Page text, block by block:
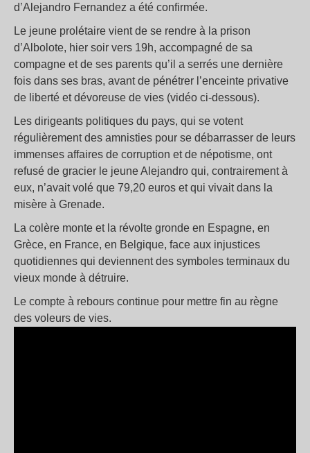
d’Alejandro Fernandez a été confirmée.
Le jeune prolétaire vient de se rendre à la prison
d’Albolote, hier soir vers 19h, accompagné de sa
compagne et de ses parents qu’il a serrés une dernière
fois dans ses bras, avant de pénétrer l’enceinte privative
de liberté et dévoreuse de vies (vidéo ci-dessous).
Les dirigeants politiques du pays, qui se votent
régulièrement des amnisties pour se débarrasser de leurs
immenses affaires de corruption et de népotisme, ont
refusé de gracier le jeune Alejandro qui, contrairement à
eux, n’avait volé que 79,20 euros et qui vivait dans la
misère à Grenade.
La colère monte et la révolte gronde en Espagne, en
Grèce, en France, en Belgique, face aux injustices
quotidiennes qui deviennent des symboles terminaux du
vieux monde à détruire.
Le compte à rebours continue pour mettre fin au règne
des voleurs de vies.